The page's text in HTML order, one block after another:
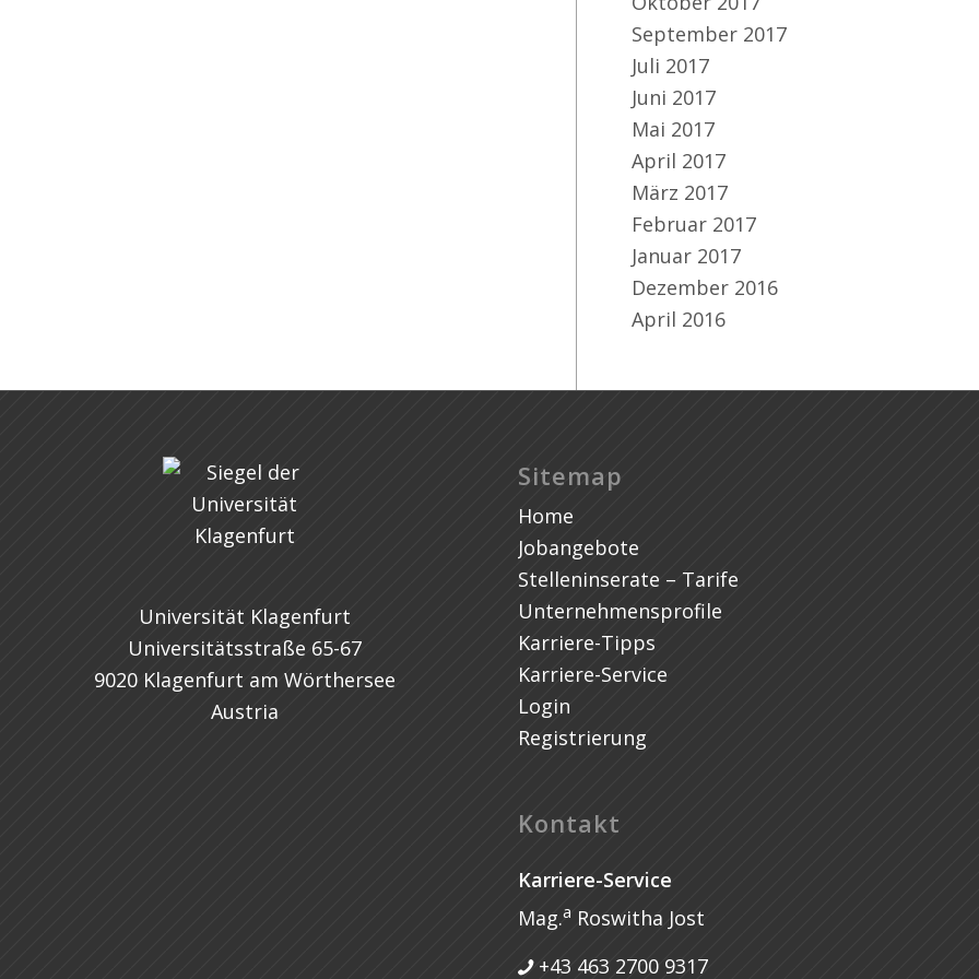
September 2017
Juli 2017
Juni 2017
Mai 2017
April 2017
März 2017
Februar 2017
Januar 2017
Dezember 2016
April 2016
Universität Klagenfurt
Universitätsstraße 65-67
9020 Klagenfurt am Wörthersee
Austria
Sitemap
Home
Jobangebote
Stelleninserate – Tarife
Unternehmensprofile
Karriere-Tipps
Karriere-Service
Login
Registrierung
Kontakt
Karriere-Service
Mag.a Roswitha Jost
+43 463 2700 9317